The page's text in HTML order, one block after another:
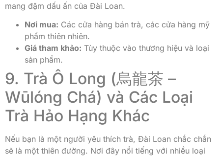
mang đậm dấu ấn của Đài Loan.
Nơi mua: Các cửa hàng bán trà, các cửa hàng mỹ
phẩm thiên nhiên.
Giá tham khảo: Tùy thuộc vào thương hiệu và loại
sản phẩm.
9. Trà Ô Long (烏龍茶 –
Wūlóng Chá) và Các Loại
Trà Hảo Hạng Khác
Nếu bạn là một người yêu thích trà, Đài Loan chắc chắn
sẽ là một thiên đường. Nơi đây nổi tiếng với nhiều loại